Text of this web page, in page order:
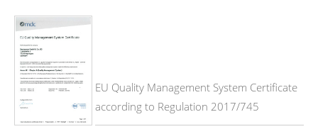
EU Quality Management System Certificate
according to Regulation 2017/745